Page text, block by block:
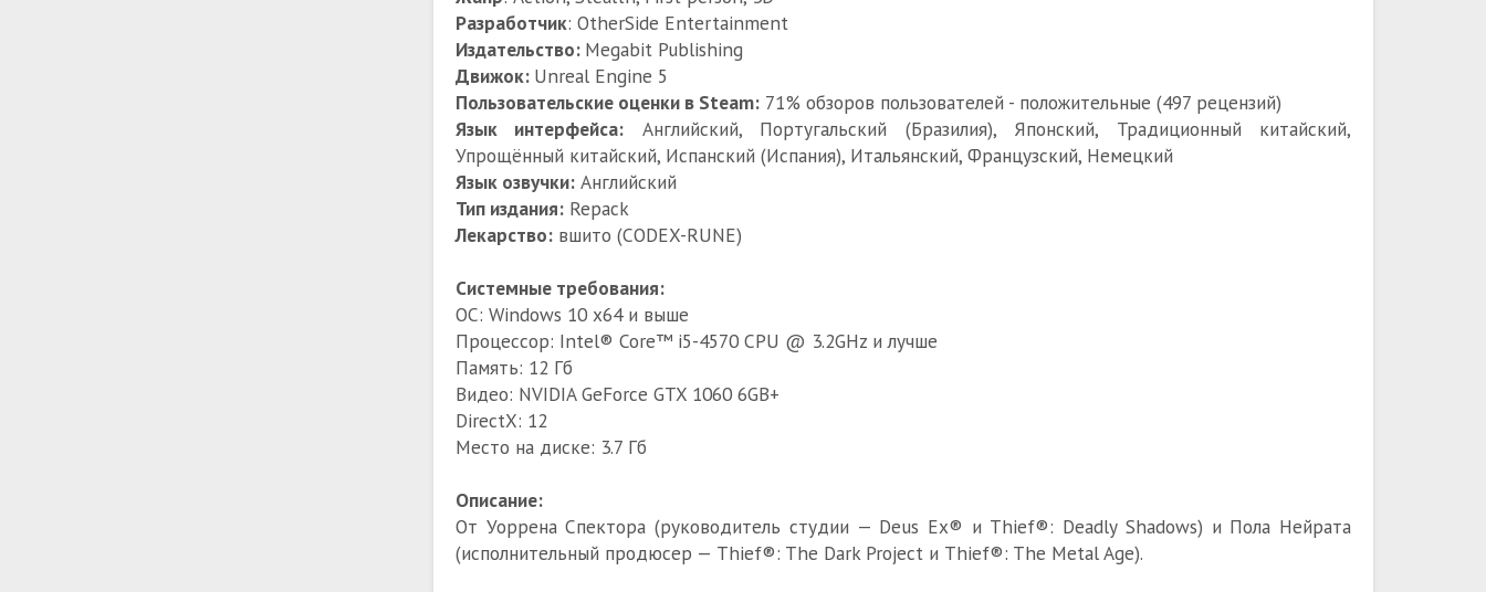
Разработчик: OtherSide Entertainment
Издательство: Megabit Publishing
Движок: Unreal Engine 5
Пользовательские оценки в Steam: 71% обзоров пользователей - положительные (497 рецензий)
Язык интерфейса: Английский, Португальский (Бразилия), Японский, Традиционный китайский,
Упрощённый китайский, Испанский (Испания), Итальянский, Французский, Немецкий
Язык озвучки: Английский
Тип издания: Repack
Лекарство: вшито (CODEX-RUNE)
Системные требования:
ОС: Windows 10 x64 и выше
Процессор: Intel® Core™ i5-4570 CPU @ 3.2GHz и лучше
Память: 12 Гб
Видео: NVIDIA GeForce GTX 1060 6GB+
DirectX: 12
Место на диске: 3.7 Гб
Описание:
От Уоррена Спектора (руководитель студии — Deus Ex® и Thief®: Deadly Shadows) и Пола Нейрата
(исполнительный продюсер — Thief®: The Dark Project и Thief®: The Metal Age).